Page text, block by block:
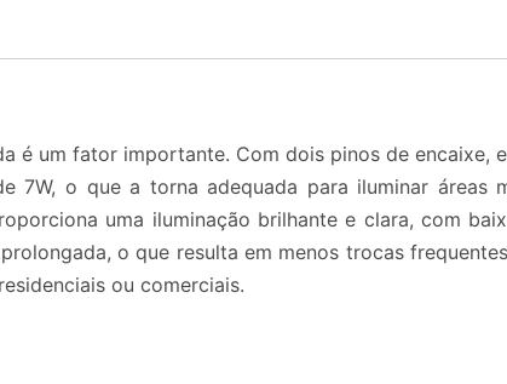
é um fator importante. Com dois pinos de encaixe,
7W, o que a torna adequada para iluminar áreas
uma iluminação brilhante e clara, com
o que resulta em menos trocas
ou comerciais.